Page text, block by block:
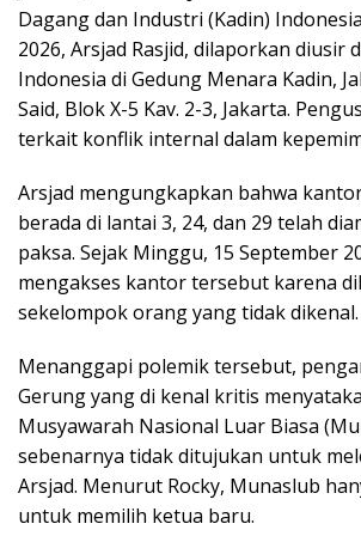
Dagang dan Industri (Kadin)
2026, Arsjad Rasjid, dilaporkan diusir
Indonesia di Gedung Menara Kadin,
Said, Blok X-5 Kav. 2-3, Jakarta.
terkait konflik internal dalam
Arsjad mengungkapkan bahwa
berada di lantai 3, 24, dan 29 telah
paksa. Sejak Minggu, 15 September
mengakses kantor tersebut karena
sekelompok orang yang tidak dikenal.
Menanggapi polemik tersebut,
Gerung yang di kenal kritis
Musyawarah Nasional Luar Biasa
sebenarnya tidak ditujukan untuk
Arsjad. Menurut Rocky, Munaslub
untuk memilih ketua baru.